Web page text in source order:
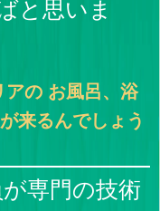
と思いま
アの お風呂、浴
来るんでしょう
専門の技術